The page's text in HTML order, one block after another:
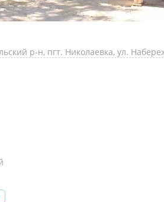
р-н, пгт. Николаевка, ул.